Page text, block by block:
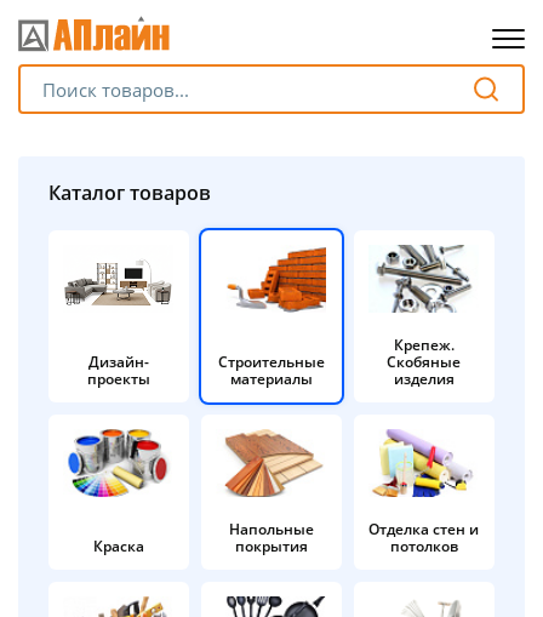
Каталог товаров
Дизайн-
проекты
Строительные
материалы
Крепеж.
Скобяные
изделия
Краска
Напольные
покрытия
Отделка стен и
потолков
Разбейте
на части
без переплат
График платежей
Сегодня
%